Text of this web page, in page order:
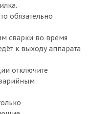
обязательно
сварки во время
к выходу аппарата
отключите